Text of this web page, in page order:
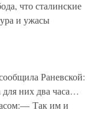
что сталинские
и ужасы
Раневской:
них два часа…
Так им и